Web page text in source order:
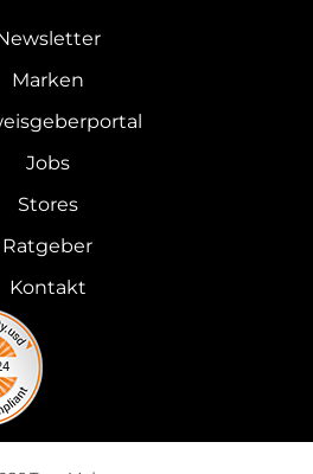
Marken
Jobs
Stores
Ratgeber
Kontakt